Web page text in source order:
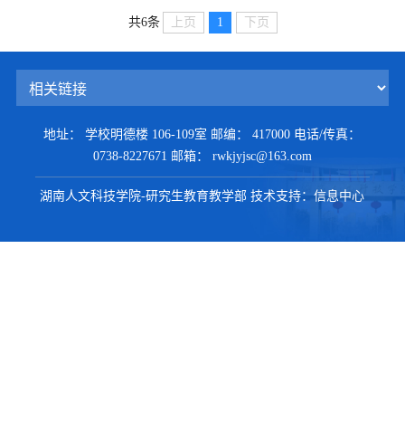
共6条 上页 1 下页
地址： 学校明德楼 106-109室 邮编： 417000 电话/传真：
0738-8227671 邮箱： rwkjyjsc@163.com
湖南人文科技学院-研究生教育教学部技术支持：信息中心